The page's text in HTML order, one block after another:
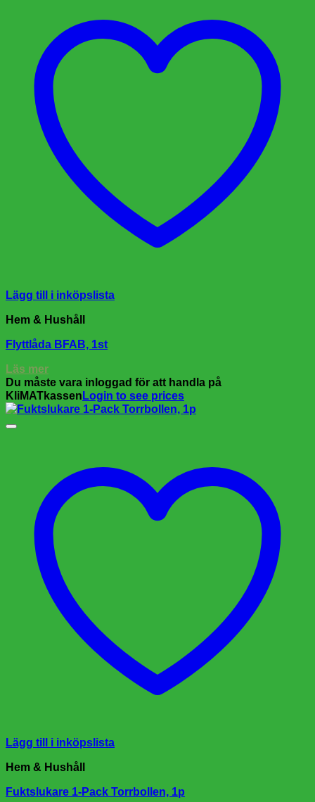
Lägg till i inköpslista
Hem & Hushåll
Flyttlåda BFAB, 1st
Läs mer
Du måste vara inloggad för att handla på
KliMATkassen Login to see prices
Lägg till i inköpslista
Hem & Hushåll
Fuktslukare 1-Pack Torrbollen, 1p